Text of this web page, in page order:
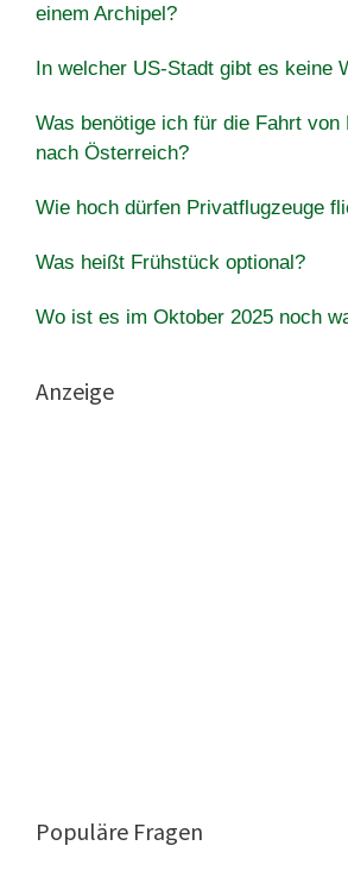
einem Archipel?
In welcher US-Stadt gibt es keine
Was benötige ich für die Fahrt von
nach Österreich?
Wie hoch dürfen Privatflugzeuge
Was heißt Frühstück optional?
Wo ist es im Oktober 2025 noch
Anzeige
Populäre Fragen